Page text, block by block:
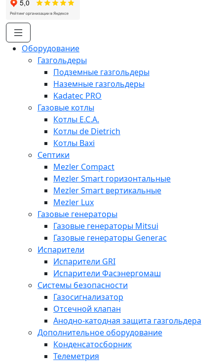
Оборудование
Газгольдеры
Подземные газгольдеры
Наземные газгольдеры
Kadatec PRO
Газовые котлы
Котлы E.C.A.
Котлы de Dietrich
Котлы Baxi
Септики
Mezler Compact
Mezler Smart горизонтальные
Mezler Smart вертикальные
Mezler Lux
Газовые генераторы
Газовые генераторы Mitsui
Газовые генераторы Generac
Испарители
Испарители GRI
Испарители Фасэнергомаш
Системы безопасности
Газосигнализатор
Отсечной клапан
Анодно-катодная защита газгольдера
Дополнительное оборудование
Конденсатосборник
Телеметрия